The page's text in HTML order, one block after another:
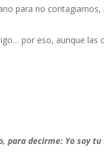
para no
por eso, aunque las
para decirme: Yo soy